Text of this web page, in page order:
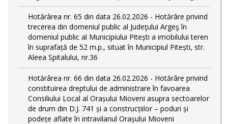
Hotărârea nr. 65 din data 26.02.2026 - Hotărâre privind
trecerea din domeniul public al Judeţului Argeş în
domeniul public al Municipiului Pitești a imobilului teren
în suprafață de 52 m.p., situat în Municipiul Pitești, str.
Aleea Spitalului, nr.36
Hotărârea nr. 66 din data 26.02.2026 - Hotărâre privind
constituirea dreptului de administrare în favoarea
Consiliului Local al Orașului Mioveni asupra sectoarelor
de drum din D.J. 741 și a construcțiilor – poduri și
podețe aflate în intravilanul Orașului Mioveni